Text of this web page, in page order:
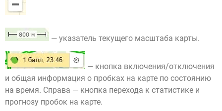
— указатель текущего масштаба карты.
— кнопка включения/отключения
и общая информация о пробках на карте по состоянию
на время. Справа — кнопка перехода к статистике и
прогнозу пробок на карте.